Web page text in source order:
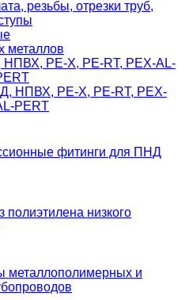
резьбы, отрезки труб,
металлов
PE-X, PE-RT, PEX-AL-
НПВХ, PE-X, PE-RT, PEX-
PERT
фитинги для ПНД
полиэтилена низкого
металлополимерных и